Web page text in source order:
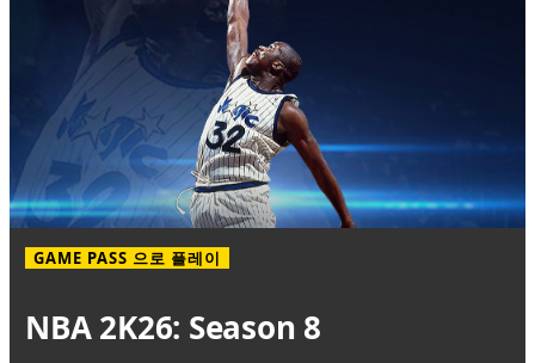
GAME PASS 으로 플레이
NBA 2K26: Season 8